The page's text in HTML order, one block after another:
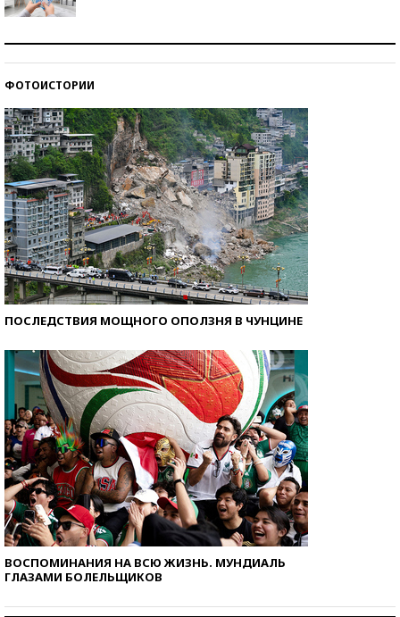
ФОТОИСТОРИИ
ПОСЛЕДСТВИЯ МОЩНОГО ОПОЛЗНЯ В ЧУНЦИНЕ
ВОСПОМИНАНИЯ НА ВСЮ ЖИЗНЬ. МУНДИАЛЬ
ГЛАЗАМИ БОЛЕЛЬЩИКОВ